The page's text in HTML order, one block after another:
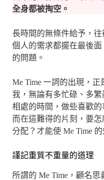
全身都被掏空。
長時間的無條件給予，
個人的需求都擺在最後
的問題。
Me Time 一詞的出現，
我，無論有多忙碌、多
相處的時間，做些喜歡
而在這難得的片刻，要
分配？才能使 Me Time
謹記重質不重量的道理
所謂的 Me Time，顧名